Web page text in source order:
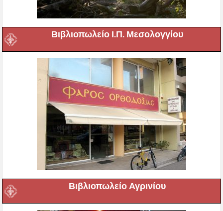
Βιβλιοπωλείο Ι.Π. Μεσολογγίου
Βιβλιοπωλείο Αγρινίου